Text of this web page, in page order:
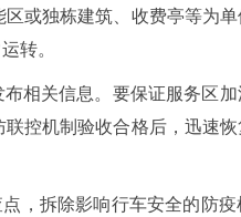
或独栋建筑、收费亭等为
转。
相关信息。要保证服务区
控机制验收合格后，迅速
，拆除影响行车安全的防